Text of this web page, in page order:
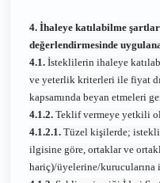
4. İhaleye katılabilme
değerlendirmesinde
4.1. İsteklilerin ihaleye
ve yeterlik kriterleri ile fiyat
kapsamında beyan etmeleri
4.1.2. Teklif vermeye yetkili
4.1.2.1. Tüzel kişilerde;
ilgisine göre, ortaklar ve
hariç)/üyelerine/kurucularına